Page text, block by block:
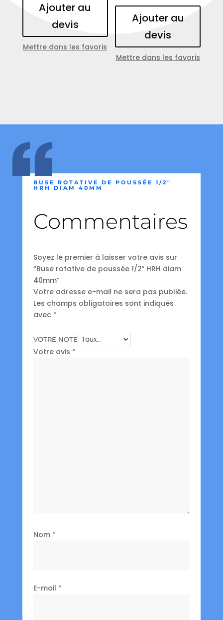
Ajouter au
devis
Mettre dans les favoris
Ajouter au
devis
Mettre dans les favoris
BUSE ROTATIVE DE POUSSÉE 1/2″
HRH DIAM 40MM
Commentaires
Soyez le premier à laisser votre avis sur
“Buse rotative de poussée 1/2″ HRH diam
40mm”
Votre adresse e-mail ne sera pas publiée.
Les champs obligatoires sont indiqués
avec *
VOTRE NOTE
Votre avis *
Nom *
E-mail *